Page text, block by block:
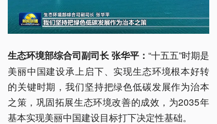
生态环境部综合司副司长 张华平： “十五五”时期是
美丽中国建设承上启下、实现生态环境根本好转
的关键时期，我们坚持把绿色低碳发展作为治本
之策，巩固拓展生态环境改善的成效，为2035年
基本实现美丽中国建设目标打下决定性基础。